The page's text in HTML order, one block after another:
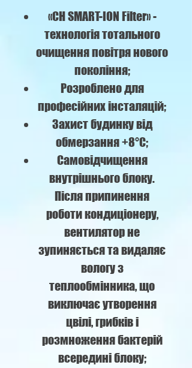
«CH SMART-ION Filter» -
технологія тотального
очищення повітря нового
покоління;
Розроблено для
професійних інсталяцій;
Захист будинку від
обмерзання +8°C;
Самовідчищення
внутрішнього блоку.
Після припинення
роботи кондиціонеру,
вентилятор не
зупиняється та видаляє
вологу з
теплообмінника, що
виключає утворення
цвілі, грибків і
розмноження бактерій
всередині блоку;